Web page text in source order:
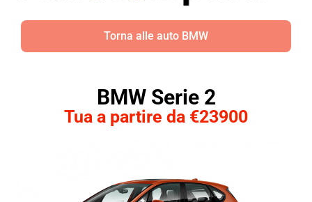
Torna alle auto BMW
BMW Serie 2
Tua a partire da €23900